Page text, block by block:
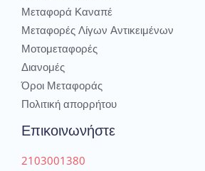
Μεταφορά Καναπέ
Μεταφορές Λίγων Αντικειμένων
Μοτομεταφορές
Διανομές
Όροι Μεταφοράς
Πολιτική απορρήτου
Επικοινωνήστε
2103001380